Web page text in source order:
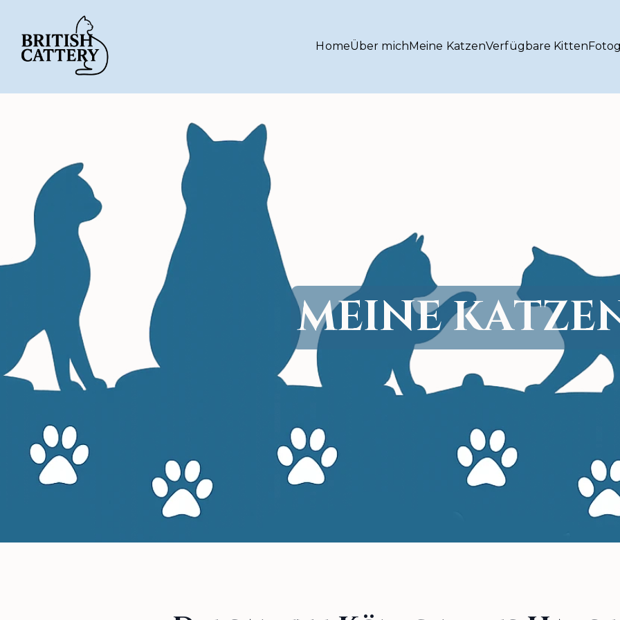
HomeÜber michMeine KatzenVerfügbare Kitten
MEINEKATZE